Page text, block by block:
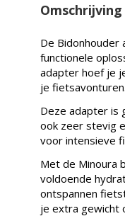
Omschrijving
De Bidonhouder
functionele
adapter hoef je
je fietsavonturen.
Deze adapter is
ook zeer stevig
voor intensieve
Met de Minoura
voldoende
ontspannen
je extra gewicht